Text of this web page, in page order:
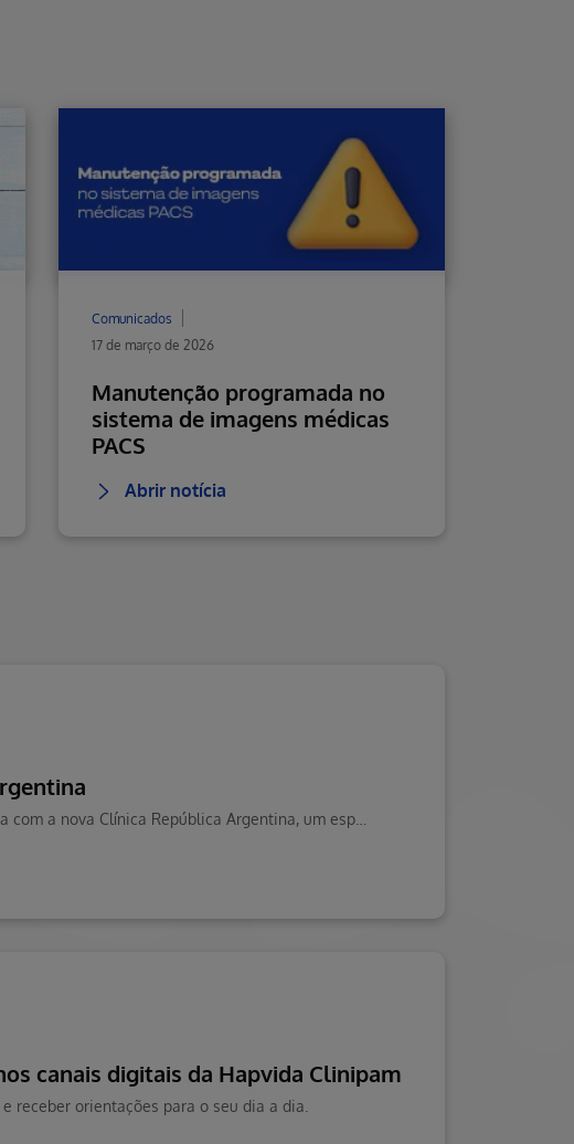
Comunicados
17 de março de 2026
Manutenção programada no
sistema de imagens médicas
PACS
Abrir notícia
canais digitais da Hapvida Clinipam
receber orientações para o seu dia a dia.